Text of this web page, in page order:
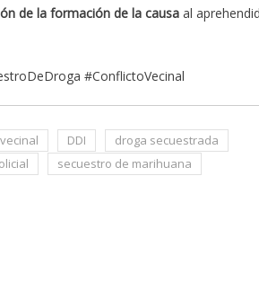
de la formación de la causa al
#ConflictoVecinal
DDI
droga secuestrada
secuestro de marihuana